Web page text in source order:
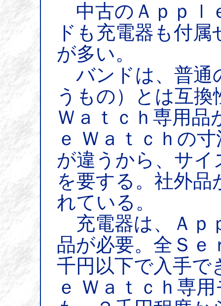
中古のＡｐｐｌ
ドも充電器も付
が多い。
バンドは、普通
うもの）とは互
Ｗａｔｃｈ専用品
ｅ Ｗａｔｃｈの
が違うから、サ
を要する。社外品
れている。
充電器は、Ａｐ
品が必要。全Ｓｅ
千円以下で入手で
ｅ Ｗａｔｃｈ専